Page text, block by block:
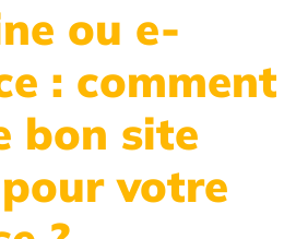
ou e-
: comment
bon site
votre